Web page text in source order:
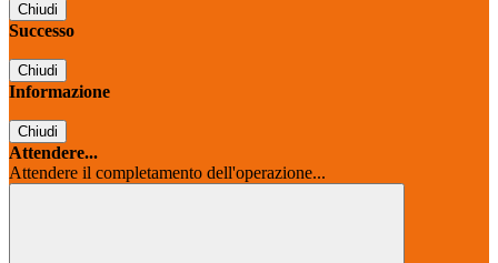
Chiudi
Successo
Chiudi
Informazione
Chiudi
Attendere...
Attendere il completamento dell'operazione...